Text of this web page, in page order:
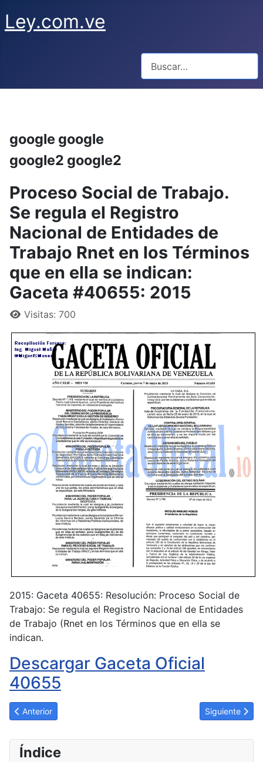
Ley.com.ve
google google
google2 google2
Proceso Social de Trabajo.
Se regula el Registro
Nacional de Entidades de
Trabajo Rnet en los Términos
que en ella se indican:
Gaceta #40655: 2015
Visitas: 700
2015: Gaceta 40655: Resolución: Proceso Social de
Trabajo: Se regula el Registro Nacional de Entidades
de Trabajo (Rnet en los Términos que en ella se
indican.
Descargar Gaceta Oficial
40655
Artículo anterior: SENIAT. Formalidades para el Marcaje del
Anterior Artículo
Siguiente
Índice